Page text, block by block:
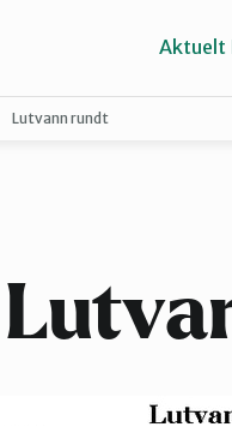
Groruddalen
Aktuelt
Lutvann rundt